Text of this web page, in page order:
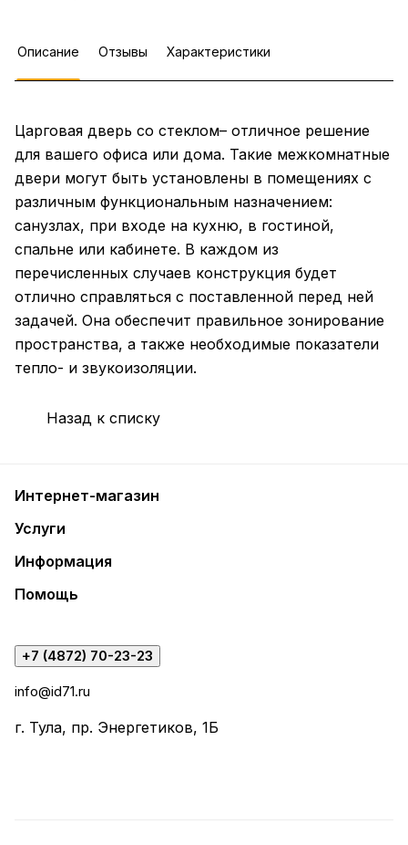
Описание Отзывы Характеристики
Царговая дверь со стеклом– отличное решение
для вашего офиса или дома. Такие межкомнатные
двери могут быть установлены в помещениях с
различным функциональным назначением:
санузлах, при входе на кухню, в гостиной,
спальне или кабинете. В каждом из
перечисленных случаев конструкция будет
отлично справляться с поставленной перед ней
задачей. Она обеспечит правильное зонирование
пространства, а также необходимые показатели
тепло- и звукоизоляции.
Назад к списку
Интернет-магазин
Услуги
Информация
Помощь
+7 (4872) 70-23-23
info@id71.ru
г. Тула, пр. Энергетиков, 1Б